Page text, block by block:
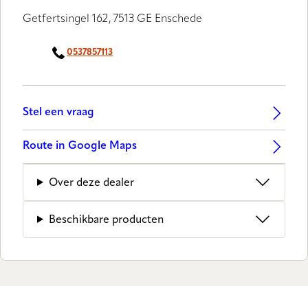
Getfertsingel 162, 7513 GE Enschede
0537857113
Stel een vraag
Route in Google Maps
Over deze dealer
Beschikbare producten